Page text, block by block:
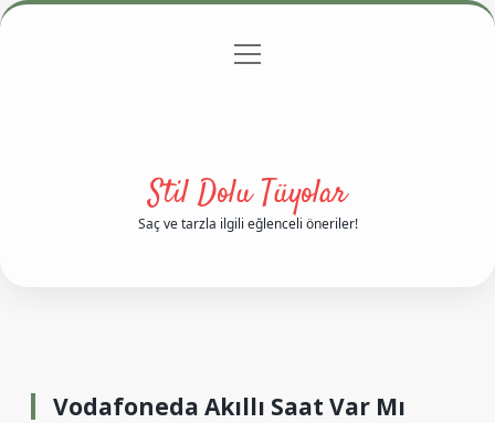
Gizlilik Politikası
menüyü
Stil Dolu Tüyolar
Saç ve tarzla ilgili eğlenceli öneriler!
Vodafoneda Akıllı Saat Var Mı